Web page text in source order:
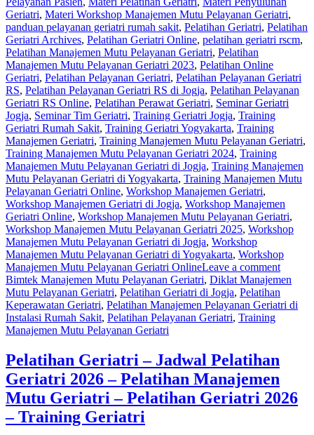
Geriatri, Materi Workshop Manajemen Mutu Pelayanan Geriatri,
panduan pelayanan geriatri rumah sakit, Pelatihan Geriatri, Pelatihan
Geriatri Archives, Pelatihan Geriatri Online, pelatihan geriatri rscm,
Pelatihan Manajemen Mutu Pelayanan Geriatri, Pelatihan
Manajemen Mutu Pelayanan Geriatri 2023, Pelatihan Online
Geriatri, Pelatihan Pelayanan Geriatri, Pelatihan Pelayanan Geriatri
RS, Pelatihan Pelayanan Geriatri RS di Jogja, Pelatihan Pelayanan
Geriatri RS Online, Pelatihan Perawat Geriatri, Seminar Geriatri
Jogja, Seminar Tim Geriatri, Training Geriatri Jogja, Training
Geriatri Rumah Sakit, Training Geriatri Yogyakarta, Training
Manajemen Geriatri, Training Manajemen Mutu Pelayanan Geriatri,
Training Manajemen Mutu Pelayanan Geriatri 2024, Training
Manajemen Mutu Pelayanan Geriatri di Jogja, Training Manajemen
Mutu Pelayanan Geriatri di Yogyakarta, Training Manajemen Mutu
Pelayanan Geriatri Online, Workshop Manajemen Geriatri,
Workshop Manajemen Geriatri di Jogja, Workshop Manajemen
Geriatri Online, Workshop Manajemen Mutu Pelayanan Geriatri,
Workshop Manajemen Mutu Pelayanan Geriatri 2025, Workshop
Manajemen Mutu Pelayanan Geriatri di Jogja, Workshop
Manajemen Mutu Pelayanan Geriatri di Yogyakarta, Workshop
Manajemen Mutu Pelayanan Geriatri OnlineLeave a comment
Bimtek Manajemen Mutu Pelayanan Geriatri, Diklat Manajemen
Mutu Pelayanan Geriatri, Pelatihan Geriatri di Jogja, Pelatihan
Keperawatan Geriatri, Pelatihan Manajemen Pelayanan Geriatri di
Instalasi Rumah Sakit, Pelatihan Pelayanan Geriatri, Training
Manajemen Mutu Pelayanan Geriatri
Pelatihan Geriatri – Jadwal Pelatihan
Geriatri 2026 – Pelatihan Manajemen
Mutu Geriatri – Pelatihan Geriatri 2026
– Training Geriatri